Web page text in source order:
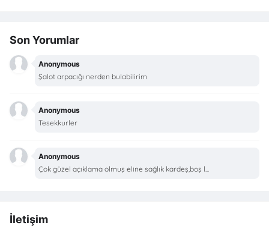
Son Yorumlar
Anonymous
Şalot arpacığı nerden bulabilirim
Anonymous
Tesekkurler
Anonymous
Çok güzel açıklama olmuş eline sağlık kardeş,boş l...
İletişim